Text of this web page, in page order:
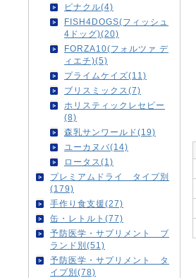
ピナクル(4)
FISH4DOGS(フィッシュ
4ドッグ)(20)
FORZA10(フォルツァ デ
ィエチ)(5)
プライムケイズ(11)
ブリスミックス(7)
ホリスティックレセピー
(8)
森乳サンワールド(19)
ユーカヌバ(14)
ロータス(1)
プレミアムドライ タイプ別
(179)
手作り食支援(27)
缶・レトルト(77)
予防医学・サプリメント ブ
ランド別(51)
予防医学・サプリメント タ
イプ別(78)